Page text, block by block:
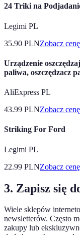
24 Triki na
Legimi PL
35.90 PLNZobacz cenę
Urządzenie
paliwa, oszczędzacz
AliExpress PL
43.99 PLNZobacz cenę
Striking For Ford
Legimi PL
22.99 PLNZobacz cenę
3. Zapisz się
Wiele sklepów
newsletterów. Często
zakupy lub